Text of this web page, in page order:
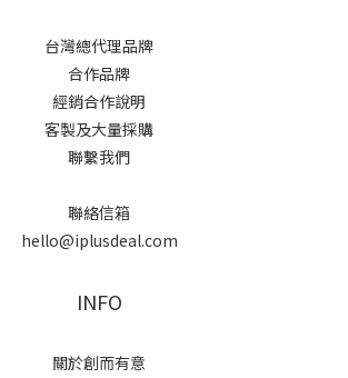
台灣總代理品牌
合作品牌
經銷合作說明
客製及大量採購
聯繫我們
聯絡信箱
hello@iplusdeal.com
INFO
關於創而有意